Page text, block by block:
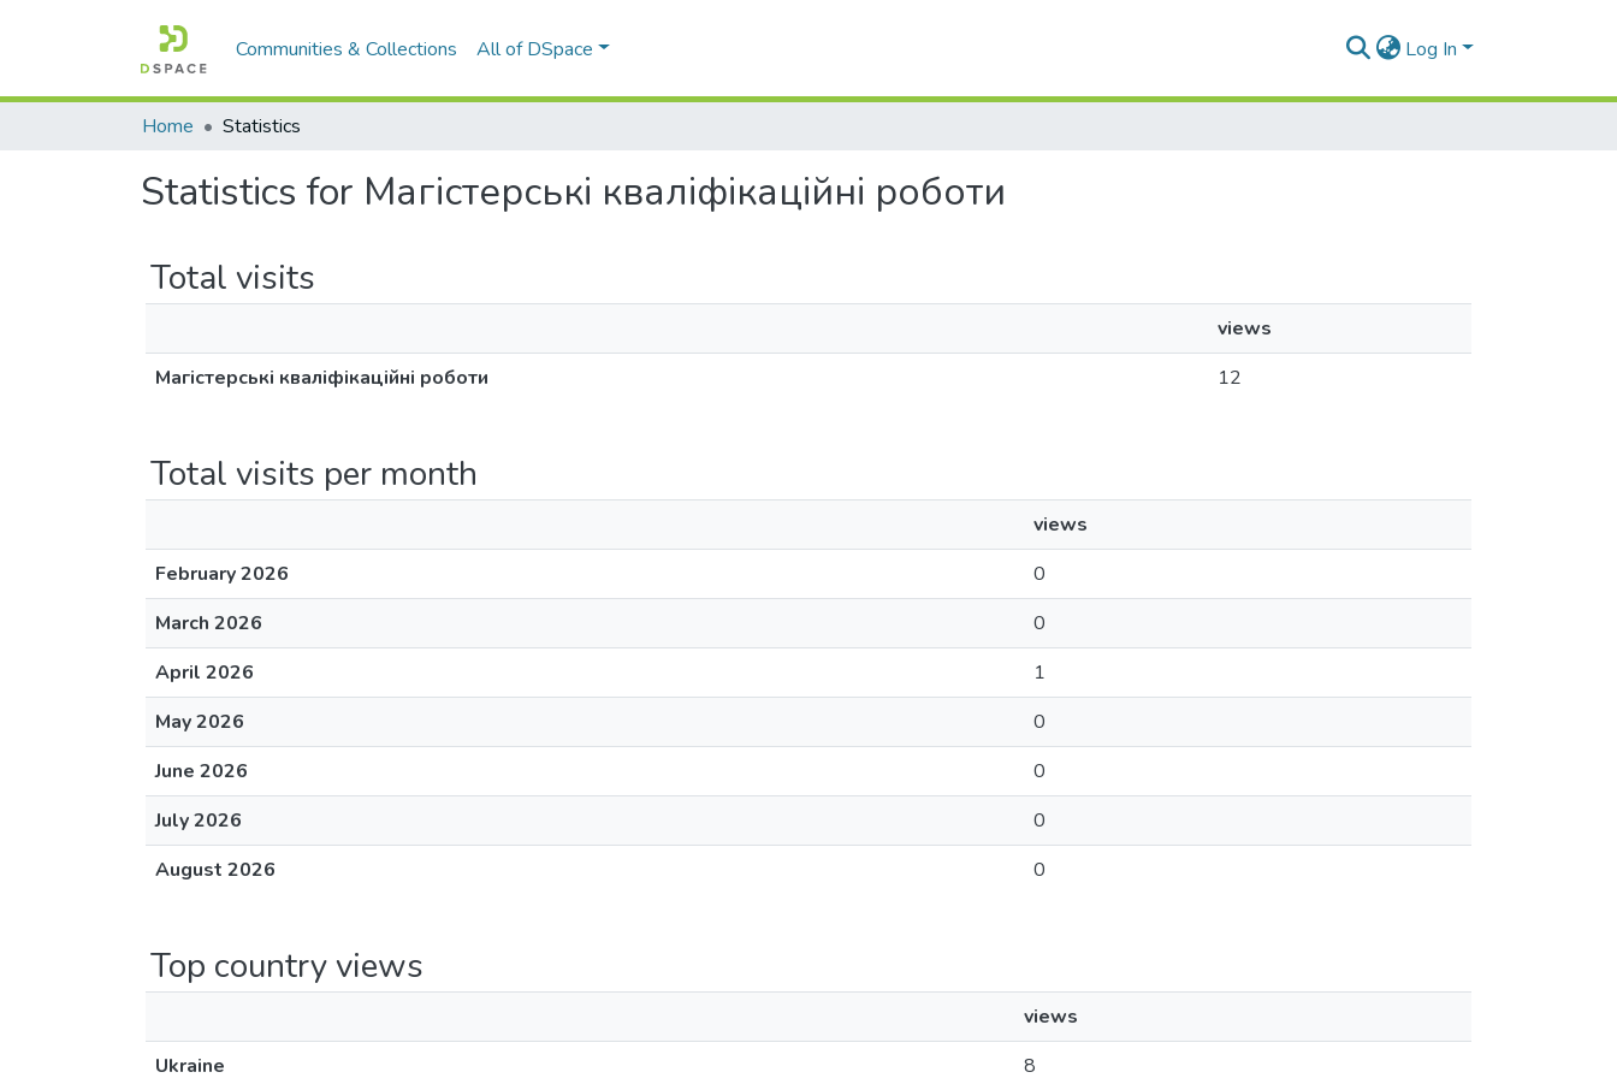
Communities & Collections All of DSpace Log In
Home Statistics
Statistics for Магістерські кваліфікаційні роботи
Total visits
views
Магістерські кваліфікаційні роботи
12
Total visits per month
views
February 2026
0
March 2026
0
April 2026
1
May 2026
0
June 2026
0
July 2026
0
August 2026
0
Top country views
views
Ukraine
8